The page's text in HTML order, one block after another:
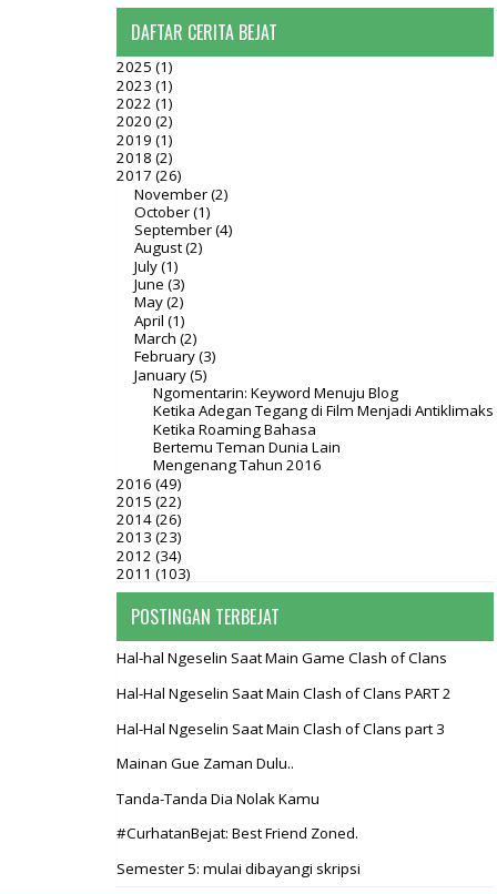
DAFTAR CERITA BEJAT
2025 (1)
2023 (1)
2022 (1)
2020 (2)
2019 (1)
2018 (2)
2017 (26)
November(2)
October(1)
September(4)
August(2)
July(1)
June (3)
May(2)
April (1)
March (2)
February(3)
January(5)
Ngomentarin: Keyword Menuju Blog
Ketika Adegan Tegang di Film Menjadi Antiklimaks
Ketika Roaming Bahasa
Bertemu Teman Dunia Lain
Mengenang Tahun 2016
2016 (49)
2015 (22)
2014(26)
2013 (23)
2012 (34)
2011 (103)
POSTINGAN TERBEJAT
Hal-hal Ngeselin Saat Main Game Clash of Clans
Hal-Hal Ngeselin Saat Main Clash of Clans PART 2
Hal-Hal Ngeselin Saat Main Clash of Clans part 3
Mainan Gue Zaman Dulu..
Tanda-Tanda Dia Nolak Kamu
#CurhatanBejat: Best Friend Zoned.
Semester 5: mulai dibayangi skripsi